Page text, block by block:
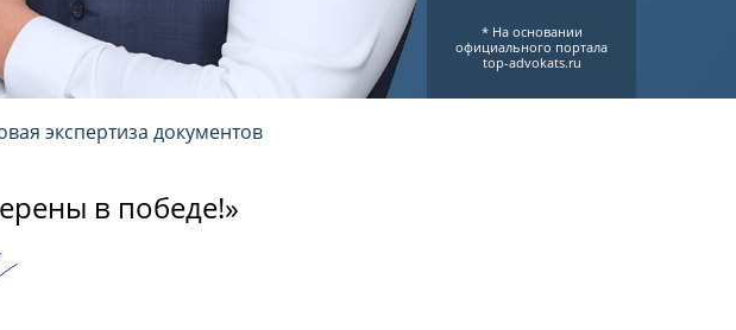
* На основании
официального портала
top-advokats.ru
экспертиза документов
в победе!»